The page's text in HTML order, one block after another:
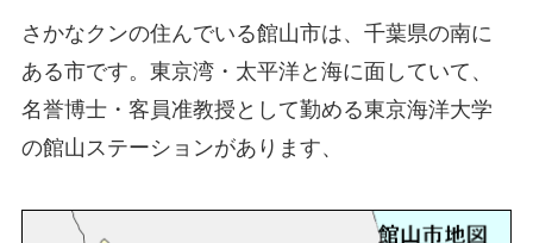
さかなクンの住んでいる館山市は、千葉県の南に
ある市です。東京湾・太平洋と海に面していて、
名誉博士・客員准教授として勤める東京海洋大学
の館山ステーションがあります、